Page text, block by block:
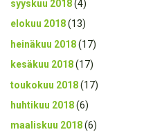
syyskuu 2018(4)
elokuu 2018(13)
heinäkuu 2018(17)
kesäkuu 2018(17)
toukokuu 2018(17)
huhtikuu 2018(6)
maaliskuu 2018(6)